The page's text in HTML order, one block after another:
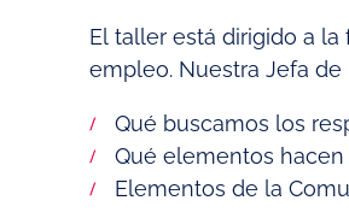
El taller está dirigido a
empleo. Nuestra Jefa
Qué buscamos los
Qué elementos hacen
Elementos de la